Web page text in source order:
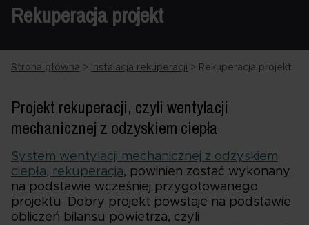
Rekuperacja projekt
Strona główna > Instalacja rekuperacji > Rekuperacja projekt
Projekt rekuperacji, czyli wentylacji
mechanicznej z odzyskiem ciepła
System wentylacji mechanicznej z odzyskiem
ciepła, rekuperacja, powinien zostać wykonany
na podstawie wcześniej przygotowanego
projektu. Dobry projekt powstaje na podstawie
obliczeń bilansu powietrza, czyli